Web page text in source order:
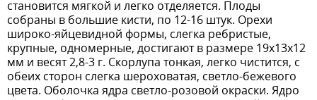
становится мягкой и легко отделяется. Плоды
собраны в большие кисти, по 12-16 штук. Орехи
широко-яйцевидной формы, слегка ребристые,
крупные, одномерные, достигают в размере 19х13х12
мм и весят 2,8-3 г. Скорлупа тонкая, легко чистится, с
обеих сторон слегка шероховатая, светло-бежевого
цвета. Оболочка ядра светло-розовой окраски. Ядро